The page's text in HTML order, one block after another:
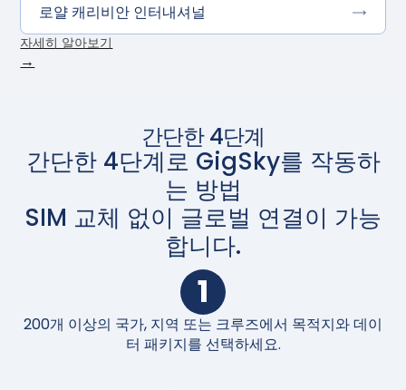
로얄 캐리비안 인터내셔널
자세히 알아보기
→
간단한 4단계
간단한 4단계로 GigSky를 작동하
는 방법
SIM 교체 없이 글로벌 연결이 가능
합니다.
1
200개 이상의 국가, 지역 또는 크루즈에서 목적지와 데이
터 패키지를 선택하세요.